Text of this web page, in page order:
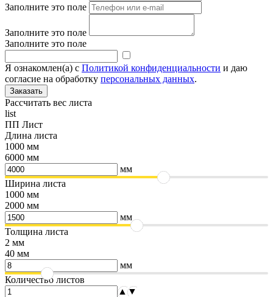
Заполните это поле
Заполните это поле
Заполните это поле
Я ознакомлен(а) с Политикой конфиденциальности и даю
согласие на обработку персональных данных.
Рассчитать вес листа
list
ПП Лист
Длина листа
1000 мм
6000 мм
мм
Ширина листа
1000 мм
2000 мм
мм
Толщина листа
2 мм
40 мм
мм
Количество листов
▲ ▼